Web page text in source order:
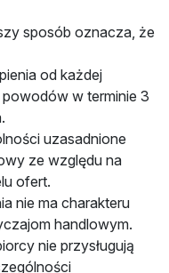
sposób oznacza, że
od każdej
w terminie 3
uzasadnione
ze względu na
ofert.
nie ma charakteru
handlowym.
nie przysługują